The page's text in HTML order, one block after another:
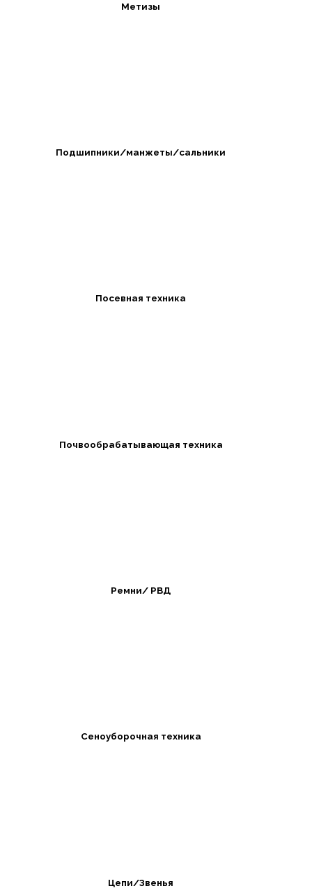
Метизы
Подшипники/манжеты/сальники
Посевная техника
Почвообрабатывающая техника
Ремни/ РВД
Сеноуборочная техника
Цепи/Звенья